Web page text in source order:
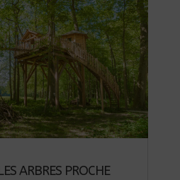
ARBRES PROCHE